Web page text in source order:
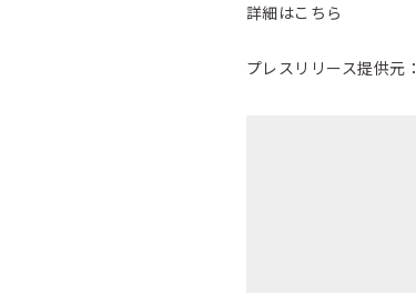
詳細はこちら
プレスリリース提供元